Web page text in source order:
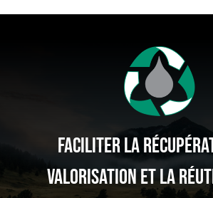
Faciliter La
Valorisation Et La